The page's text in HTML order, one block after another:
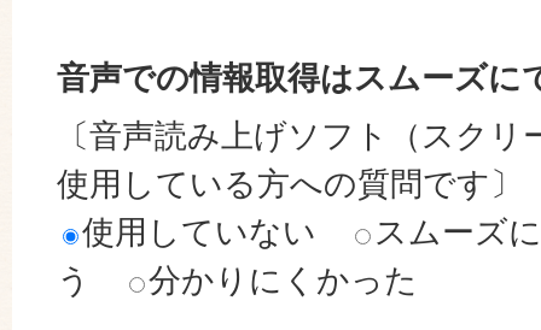
音声での情報取得はスムーズに
〔音声読み上げソフト（スク
使用している方への質問です〕
使用していない
スムーズ
う
分かりにくかった